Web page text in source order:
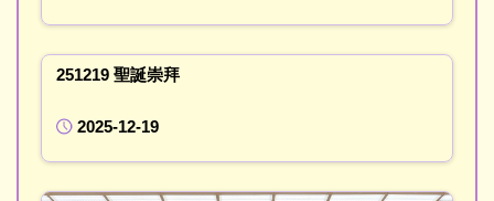
251219 聖誕崇拜
2025-12-19